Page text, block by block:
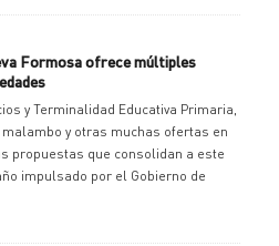
Formosa ofrece múltiples
y Terminalidad Educativa Primaria,
y otras muchas ofertas en
propuestas que consolidan a este
impulsado por el Gobierno de